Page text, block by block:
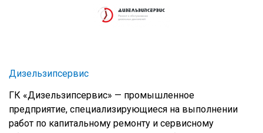
Дизельзипсервис
ГК «Дизельзипсервис» — промышленное
предприятие, специализирующиеся на выполнении
работ по капитальному ремонту и сервисному